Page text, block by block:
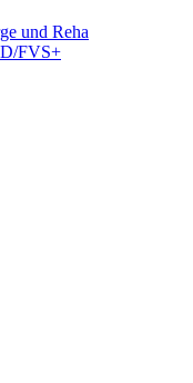
und Reha
FVS+